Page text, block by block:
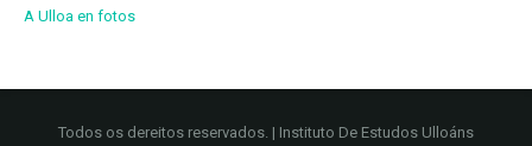
A Ulloa en fotos
Todos os dereitos reservados. | Instituto De Estudos Ulloáns